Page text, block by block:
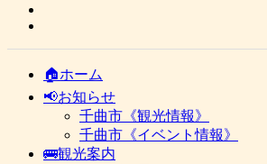
🏠ホーム
📢お知らせ
千曲市《観光情報》
千曲市《イベント情報》
🚌観光案内